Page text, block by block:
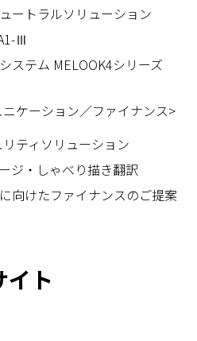
ートラルソリューション
Ⅲ
ステム MELOOK4シリーズ
ケーション／ファイナンス>
ティソリューション
ジ・しゃべり描き翻訳
向けたファイナンスのご提案
イト